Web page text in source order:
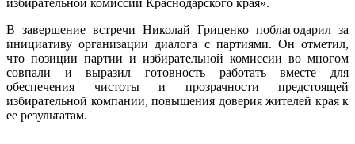
избирательной комиссии Краснодарского края».
В завершение встречи Николай Гриценко поблагодарил за
инициативу организации диалога с партиями. Он отметил,
что позиции партии и избирательной комиссии во многом
совпали и выразил готовность работать вместе для
обеспечения чистоты и прозрачности предстоящей
избирательной компании, повышения доверия жителей края к
ее результатам.